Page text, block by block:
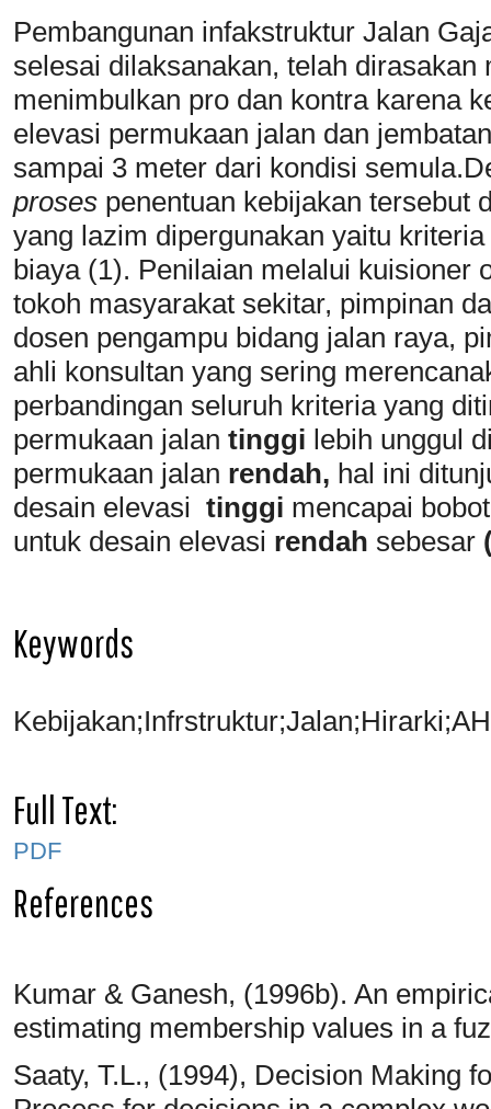
Pembangunan infakstruktur Jalan
selesai dilaksanakan, telah dirasakan
menimbulkan pro dan kontra karena
elevasi permukaan jalan dan
sampai 3 meter dari kondisi
proses penentuan kebijakan tersebut
yang lazim dipergunakan yaitu
biaya (1). Penilaian melalui kuisioner
tokoh masyarakat sekitar, pimpinan
dosen pengampu bidang jalan raya,
ahli konsultan yang sering
perbandingan seluruh kriteria yang
permukaan jalan tinggi lebih unggul
permukaan jalan rendah, hal ini
desain elevasi tinggi mencapai
untuk desain elevasi rendah sebesar
Keywords
Full Text:
PDF
References
Kumar & Ganesh, (1996b). An
estimating membership values in a
Saaty, T.L., (1994), Decision Making